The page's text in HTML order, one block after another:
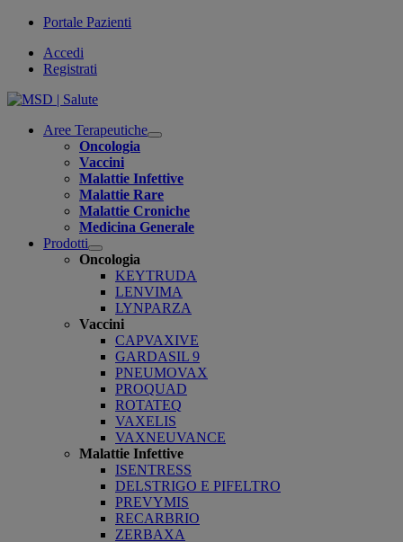
Portale Pazienti
Accedi
Registrati
Aree Terapeutiche
Open
Oncologia
Vaccini
Malattie Infettive
Malattie Rare
Malattie Croniche
Medicina Generale
Prodotti
Open
submenu
Oncologia
KEYTRUDA
LENVIMA
LYNPARZA
Vaccini
CAPVAXIVE
GARDASIL 9
PNEUMOVAX
PROQUAD
ROTATEQ
VAXELIS
VAXNEUVANCE
Malattie Infettive
ISENTRESS
DELSTRIGO E PIFELTRO
PREVYMIS
RECARBRIO
ZERBAXA